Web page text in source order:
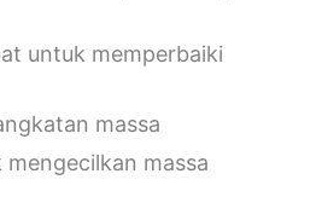
untuk memperbaiki
massa
massa